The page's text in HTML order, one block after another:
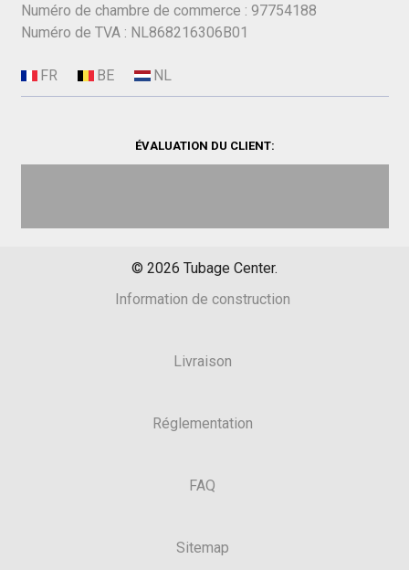
Numéro de chambre de commerce : 97754188
Numéro de TVA : NL868216306B01
ÉVALUATION DU CLIENT:
© 2026 Tubage Center.
Information de construction
Livraison
Réglementation
FAQ
Sitemap